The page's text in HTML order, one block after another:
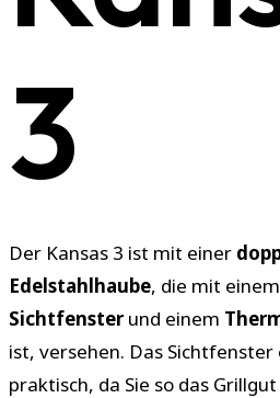
3
Der Kansas 3 ist mit einer
Edelstahlhaube, die mit
Sichtfensterund einem
ist, versehen. Das
praktisch, da Sie so das